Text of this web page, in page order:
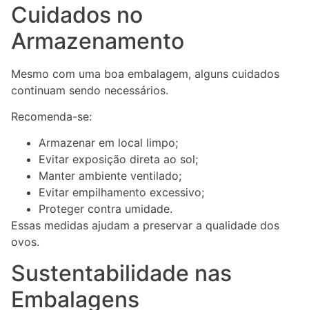
Cuidados no
Armazenamento
Mesmo com uma boa embalagem, alguns cuidados
continuam sendo necessários.
Recomenda-se:
Armazenar em local limpo;
Evitar exposição direta ao sol;
Manter ambiente ventilado;
Evitar empilhamento excessivo;
Proteger contra umidade.
Essas medidas ajudam a preservar a qualidade dos
ovos.
Sustentabilidade nas
Embalagens